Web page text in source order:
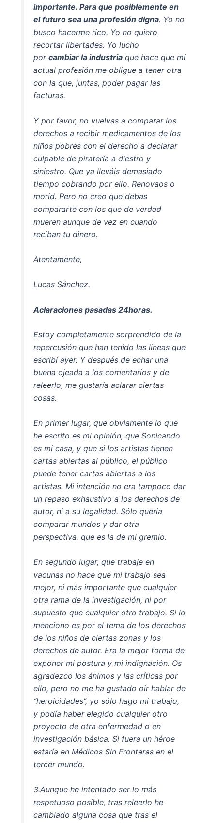
importante. Para que posiblemente en
el futuro sea una profesión digna. Yo no
busco hacerme rico. Yo no quiero
recortar libertades. Yo lucho
porcambiar la industria que hace que mi
actual profesión me obligue a tener otra
con la que, juntas, poder pagar las
facturas.
Y por favor, no vuelvas a comparar los
derechos a recibir medicamentos de los
niños pobres con el derecho a declarar
culpable de piratería a diestro y
siniestro. Que ya lleváis demasiado
tiempo cobrando por ello. Renovaos o
morid. Pero no creo que debas
compararte con los que de verdad
mueren aunque de vez en cuando
reciban tu dinero.
Atentamente,
Lucas Sánchez.
Aclaraciones pasadas 24horas.
Estoy completamente sorprendido de la
repercusión que han tenido las líneas que
escribí ayer. Y después de echar una
buena ojeada a los comentarios y de
releerlo, me gustaría aclarar ciertas
cosas.
En primer lugar, que obviamente lo que
he escrito es mi opinión, que Sonicando
es mi casa, y que si los artistas tienen
cartas abiertas al público, el público
puede tener cartas abiertas a los
artistas. Mi intención no era tampoco dar
un repaso exhaustivo a los derechos de
autor, ni a su legalidad. Sólo quería
comparar mundos y dar otra
perspectiva, que es la de mi gremio.
En segundo lugar, que trabaje en
vacunas no hace que mi trabajo sea
mejor, ni más importante que cualquier
otra rama de la investigación, ni por
supuesto que cualquier otro trabajo. Si lo
menciono es por el tema de los derechos
de los niños de ciertas zonas y los
derechos de autor. Era la mejor forma de
exponer mi postura y mi indignación. Os
agradezco los ánimos y las críticas por
ello, pero no me ha gustado oír hablar de
“heroicidades”, yo sólo hago mi trabajo,
y podía haber elegido cualquier otro
proyecto de otra enfermedad o en
investigación básica. Si fuera un héroe
estaría en Médicos Sin Fronteras en el
tercer mundo.
3.Aunque he intentado ser lo más
respetuoso posible, tras releerlo he
cambiado alguna cosa que tras el